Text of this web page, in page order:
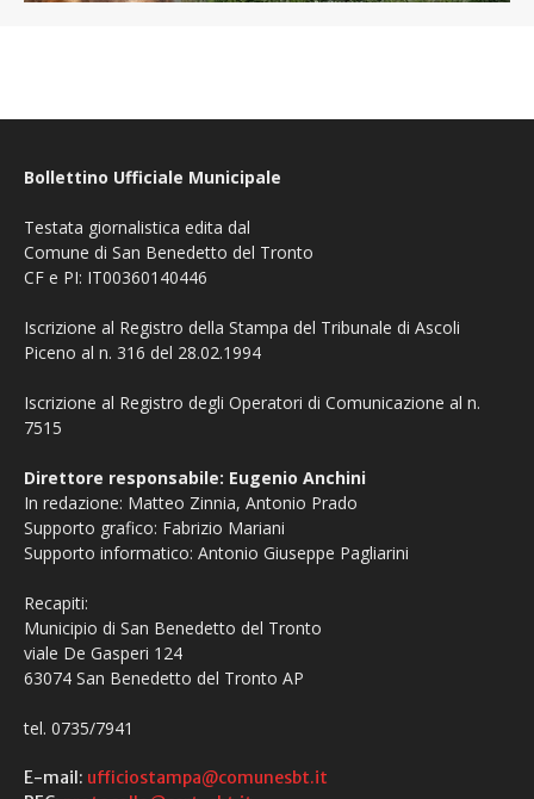
Bollettino Ufficiale Municipale
Testata giornalistica edita dal
Comune di San Benedetto del Tronto
CF e PI: IT00360140446
Iscrizione al Registro della Stampa del Tribunale di Ascoli
Piceno al n. 316 del 28.02.1994
Iscrizione al Registro degli Operatori di Comunicazione al n.
7515
Direttore responsabile: Eugenio Anchini
In redazione: Matteo Zinnia, Antonio Prado
Supporto grafico: Fabrizio Mariani
Supporto informatico: Antonio Giuseppe Pagliarini
Recapiti:
Municipio di San Benedetto del Tronto
viale De Gasperi 124
63074 San Benedetto del Tronto AP
tel. 0735/7941
E-mail: ufficiostampa@comunesbt.it